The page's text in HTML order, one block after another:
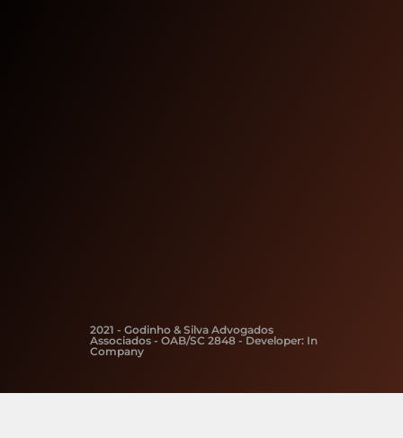
2021 - Godinho & Silva Advogados
Associados - OAB/SC 2848 - Developer: In
Company